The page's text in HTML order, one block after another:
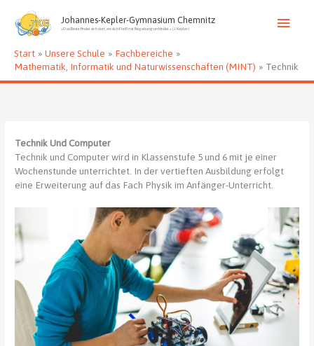
Inhalt
springen
Johannes-Kepler-Gymnasium Chemnitz
»Das Beste findet sich dort, wo sich Fleiß mit Begabung verbindet.« (J. Kepler)
Start Unsere Schule
Fachbereiche
Mathematik, Informatik und Naturwissenschaften (MINT)
Technik
Technik Und Computer
Technik und Computer wird in Klassenstufe 5 und 6 mit je einer
Wochenstunde unterrichtet. In der vertieften Ausbildung erfolgt
eine Erweiterung auf das Fach Physik im Anfänger-Unterricht.